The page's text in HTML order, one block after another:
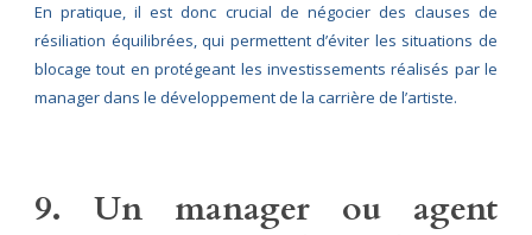
En pratique, il est donc crucial de négocier des clauses de
résiliation équilibrées, qui permettent d’éviter les situations de
blocage tout en protégeant les investissements réalisés par le
manager dans le développement de la carrière de l’artiste.
9. Un manager ou agent